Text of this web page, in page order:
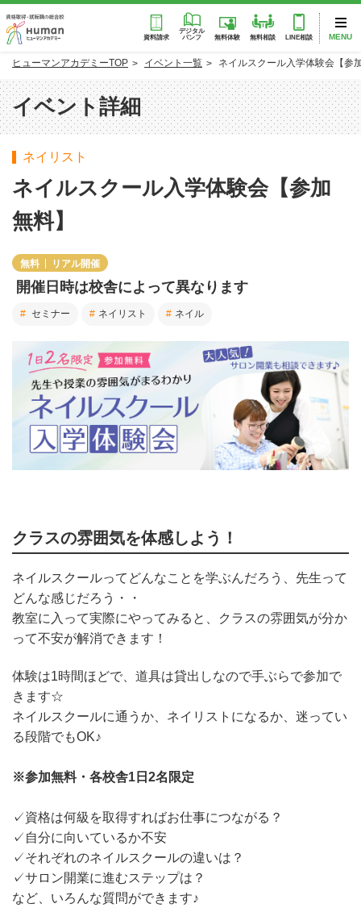
資料請求
デジタル
パンフ
無料体験 無料相談 LINE相談 MENU
ヒューマンアカデミーTOP イベント一覧 ネイルスクール入学体験会【参
イベント詳細
ネイリスト
ネイルスクール入学体験会【参加
無料】
無料 リアル開催
開催日時は校舎によって異なります
セミナー ネイリスト ネイル
クラスの雰囲気を体感しよう！
ネイルスクールってどんなことを学ぶんだろう、 先生って
どんな感じだろう・・
教室に入って実際にやってみると、クラスの雰囲気が分か
って不安が解消できます！
体験は1時間ほどで、道具は貸出しなので手ぶらで参加で
きます☆
ネイルスクールに通うか、ネイリストになるか、迷ってい
る段階でもOK♪
※参加無料・各校舎1日2名限定
✓資格は何級を取得すればお仕事につながる？
✓自分に向いているか不安
✓それぞれのネイルスクールの違いは？
✓サロン開業に進むステップは？
など、いろんな質問ができます♪